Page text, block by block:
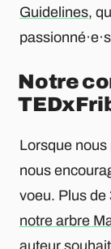
Guidelines,
Notre
Lorsque
nous
voeu. Plus de
notre arbre